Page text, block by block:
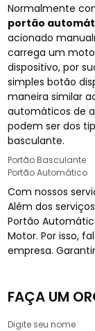
Normalmente
portão
acionado
carrega um
dispositivo, por
simples botão
maneira similar
automáticos de
podem ser dos
basculante.
Portão Basculante
Portão Automático
Com nossos
Além dos
Portão
Motor. Por isso,
empresa.
FAÇA UM
Digite seu nome